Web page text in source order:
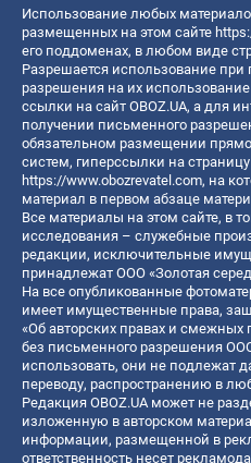
Использование любых
размещенных на этом сайте
его поддоменах, в любом виде
Разрешается использование
разрешения на их
ссылки на сайт OBOZ.UA, а для
получении письменного
обязательном размещении
систем, гиперссылки на
https://www.obozrevatel.com, на
материал в первом абзаце
Все материалы на этом сайте, в
исследования – служебные
редакции, исключительные
принадлежат ООО «Золотая
На все опубликованные
имеет имущественные права,
«Об авторских правах и смежных
без письменного разрешения
использовать, они не подлежат
переводу, распространению в
Редакция OBOZ.UA может не
изложенную в авторском
информации, размещенной в
ответственность несет